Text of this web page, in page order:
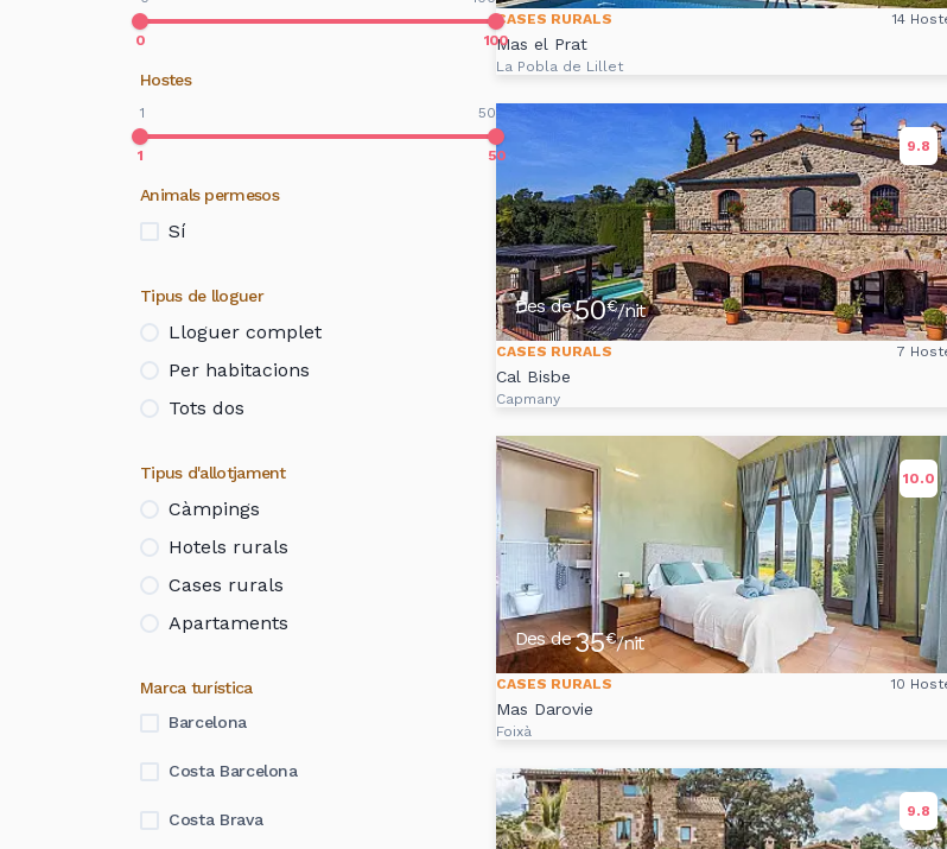
0 100
Hostes
1 50
1 50
Animals permesos
Sí
Tipus de lloguer
Lloguer complet
Per habitacions
Tots dos
Tipus d'allotjament
Càmpings
Hotels rurals
Cases rurals
Apartaments
Marca turística
Barcelona
Costa Barcelona
Costa Brava
CASES RURALS 14
Mas el Prat
La Pobla de Lillet
9.8
Des de50€/nit
CASES RURALS 7
Cal Bisbe
Capmany
10.0
Des de35€/nit
CASES RURALS 10
Mas Darovie
Foixà
9.8